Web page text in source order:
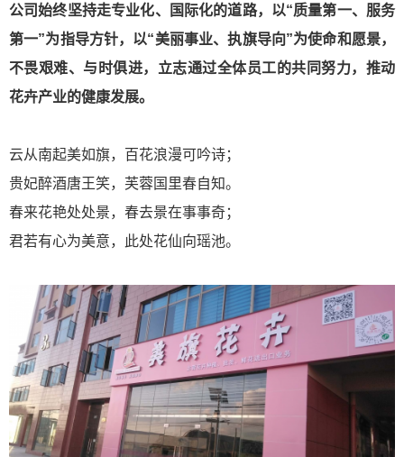
公司始终坚持走专业化、 国际化的道路， 以“质量第一、 服务
第一”为指导方针， 以“美丽事业、执旗导向”为使命和愿景，
不畏艰难、 与时俱进，立志通过全体员工的共同努力，推动
花卉产业的健康发展。
云从南起美如旗，百花浪漫可吟诗；
贵妃醉酒唐王笑，芙蓉国里春自知。
春来花艳处处景，春去景在事事奇；
君若有心为美意，此处花仙向瑶池。